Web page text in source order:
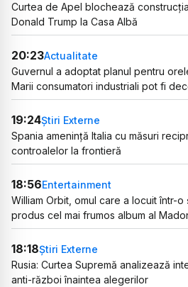
Curtea de Apel blochează
Donald Trump la Casa Albă
20:23Actualitate
Guvernul a adoptat planul pentru
Marii consumatori industriali pot fi
19:24Știri Externe
Spania amenință Italia cu măsuri
controalelor la frontieră
18:56Entertainment
William Orbit, omul care a locuit într-o
produs cel mai frumos album al
18:18Știri Externe
Rusia: Curtea Supremă analizează
anti-război înaintea alegerilor